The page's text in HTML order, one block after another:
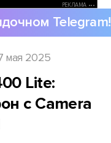
РЕКЛАМА •••
Telegram!
мая 2025
Lite:
с Camera